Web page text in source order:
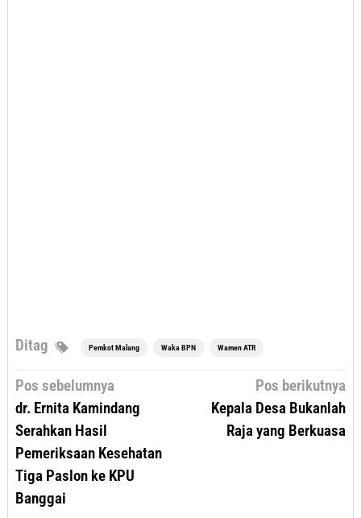
Ditag Pemkot Malang Waka BPN Wamen ATR
Navigasi
Pos sebelumnya
dr. Ernita Kamindang
Serahkan Hasil
Pemeriksaan Kesehatan
Tiga Paslon ke KPU
Banggai
Pos berikutnya
Kepala Desa Bukanlah
Raja yang Berkuasa